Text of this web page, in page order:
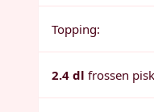
Topping:
2.4 dl frossen